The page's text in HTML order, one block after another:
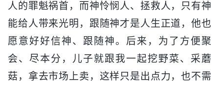
人的罪魁祸首，而神怜悯人、拯救人，只有神
能给人带来光明，跟随神才是人生正道，他也
愿意好好信神、跟随神。后来，为了方便聚
会、尽本分，儿子就跟我一起挖野菜、采蘑
菇，拿去市场上卖，这样只是出点力，也不需